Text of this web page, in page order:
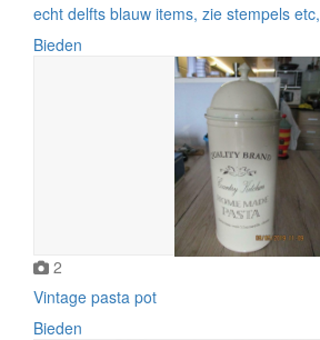
echt delfts blauw items, zie stempels etc,
Bieden
2
Vintage pasta pot
Bieden